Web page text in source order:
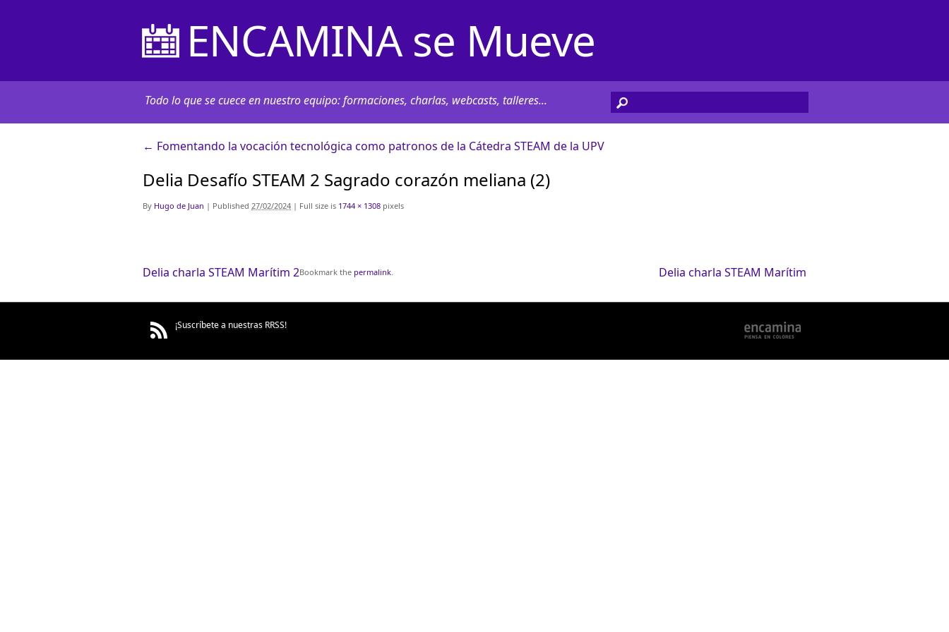
ENCAMINA se Mueve
Todo lo que se cuece en nuestro equipo: formaciones, charlas, webcasts, talleres...
← Fomentando la vocación tecnológica como patronos de la Cátedra STEAM de la UPV
Delia Desafío STEAM 2 Sagrado corazón meliana (2)
By Hugo de Juan | Published 27/02/2024 | Full size is 1744 × 1308 pixels
Delia charla STEAM Marítim 2 Delia charla STEAM Marítim
Bookmark the permalink
¡Suscríbete a nuestras RRSS!